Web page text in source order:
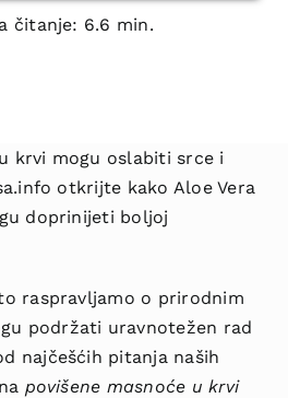
čitanje: 6.6 min.
krvi mogu oslabiti srce i
otkrijte kako Aloe Vera
doprinijeti boljoj
raspravljamo o prirodnim
podržati uravnotežen rad
najčešćih pitanja naših
povišene masnoće u krvi